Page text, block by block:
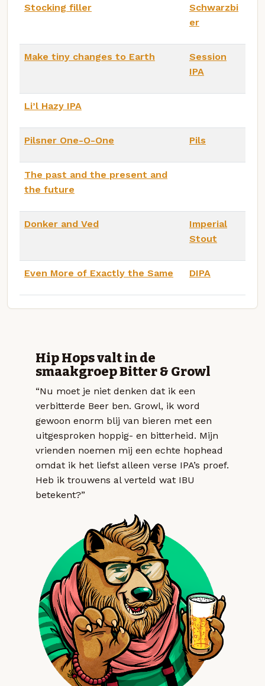
Stocking filler
Schwarzbi
er
Make tiny changes to Earth
Session
IPA
Li’l Hazy IPA
Pilsner One-O-One Pils
The past and the present and
the future
Donker and Ved
Imperial
Stout
Even More of Exactly the Same DIPA
Hip Hops valt in de
smaakgroep Bitter & Growl
“Nu moet je niet denken dat ik een
verbitterde Beer ben. Growl, ik word
gewoon enorm blij van bieren met een
uitgesproken hoppig- en bitterheid. Mijn
vrienden noemen mij een echte hophead
omdat ik het liefst alleen verse IPA’s proef.
Heb ik trouwens al verteld wat IBU
betekent?”